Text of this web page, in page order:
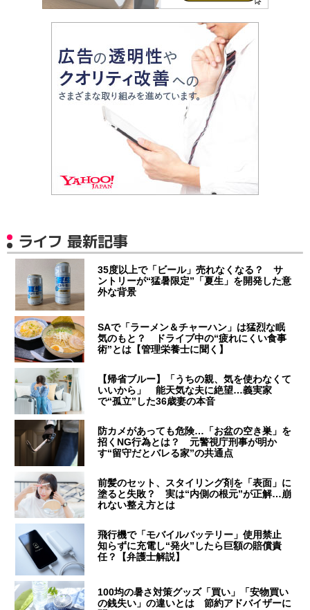
ライフ 最新記事
35度以上で「ビール」売れなくなる？ サ
ントリーが“猛暑限定”「夏生」を開発した意
外な背景
SAで「ラーメン＆チャーハン」は猛烈な眠
気のもと？ ドライブ中の“疲れにくい食事
術”とは【管理栄養士に聞く】
【帰省ブルー】「うちの親、気を使わなくて
いいから」 能天気な夫に絶望…義実家
で“孤立”した36歳妻の本音
防カメがあっても危険…「お盆の空き巣」を
招くNG行為とは？ 元警視庁刑事が明か
す“留守だとバレる家”の共通点
前髪のセット、スタイリング剤を「表面」に
塗ると失敗？ 実は“内側の根元”が正解…崩
れない整え方とは
飛行機で「モバイルバッテリー」使用禁止
知らずに充電し“発火”したら巨額の賠償責
任？【弁護士解説】
100均の暑さ対策グッズ「買い」「安物買い
の銭失い」の違いとは 節約アドバイザーに